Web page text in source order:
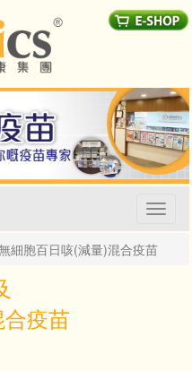
細胞百日咳(減量)混合疫苗
疫苗